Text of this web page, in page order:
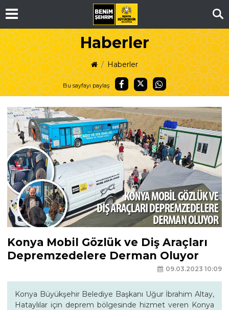
Haberler
Haberler
Bu sayfayı paylaş
Konya Mobil Gözlük ve Diş Araçları
Depremzedelere Derman Oluyor
09.03.2023 10:09
Konya Büyükşehir Belediye Başkanı Uğur İbrahim Altay,
Hataylılar için deprem bölgesinde hizmet veren Konya